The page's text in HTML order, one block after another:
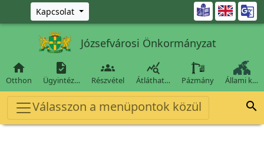
Ugrás a fő tartalomra
Kapcsolat 
Józsefvárosi Önkormányzat

Otthon

Ügyintéz…

Részvétel

Átláthat… Pázmány Állami k…
Válasszon a menüpontok közül 